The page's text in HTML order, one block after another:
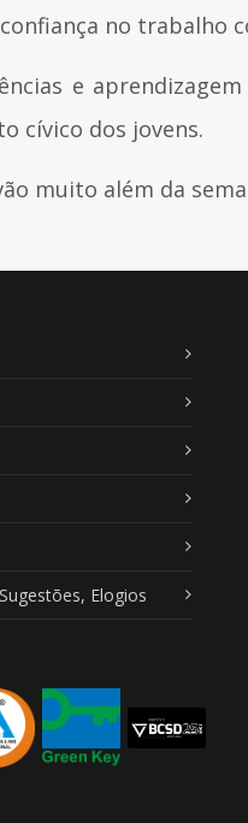
no trabalho
e
cívico dos jovens.
muito além da
Elogios